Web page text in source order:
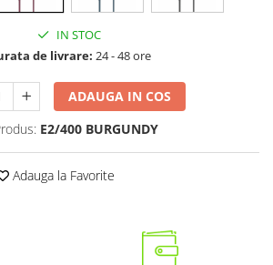
IN STOC
de livrare: 24 - 48 ore
ADAUGA IN COS
E2/400 BURGUNDY
Adauga la Favorite